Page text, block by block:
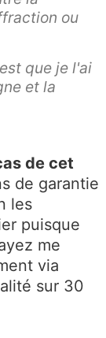
ou
que je l'ai
et la
de cet
de garantie
les
puisque
me
via
sur 30